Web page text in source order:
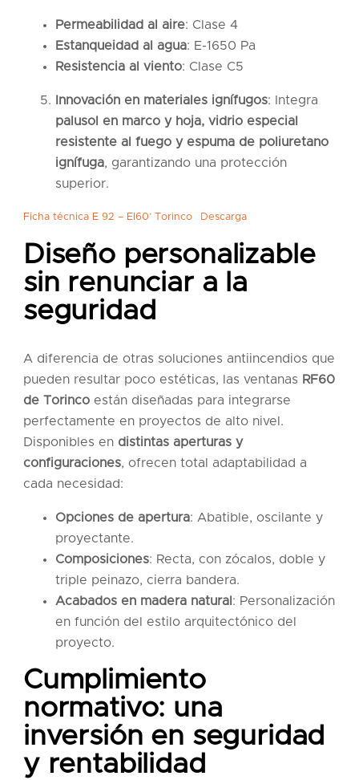
Permeabilidad al aire: Clase 4
Estanqueidad al agua: E-1650 Pa
Resistencia al viento: Clase C5
Innovación en materiales ignífugos: Integra
palusol en marco y hoja, vidrio especial
resistente al fuego y espuma de poliuretano
ignífuga, garantizando una protección
superior.
Ficha técnica E 92 – EI60’ Torinco Descarga
Diseño personalizable
sin renunciar a la
seguridad
A diferencia de otras soluciones antiincendios que
pueden resultar poco estéticas, las ventanas RF60
de Torinco están diseñadas para integrarse
perfectamente en proyectos de alto nivel.
Disponibles en distintas aperturas y
configuraciones, ofrecen total adaptabilidad a
cada necesidad:
Opciones de apertura: Abatible, oscilante y
proyectante.
Composiciones: Recta, con zócalos, doble y
triple peinazo, cierra bandera.
Acabados en madera natural : Personalización
en función del estilo arquitectónico del
proyecto.
Cumplimiento
normativo: una
inversión en seguridad
y rentabilidad